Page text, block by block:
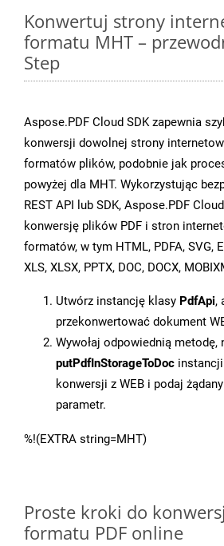
Konwertuj strony
formatu MHT –
Step
Aspose.PDF Cloud SDK zapewnia
konwersji dowolnej strony
formatów plików, podobnie jak
powyżej dla MHT. Wykorzystując
REST API lub SDK, Aspose.PDF
konwersję plików PDF i stron
formatów, w tym HTML, PDFA, SVG,
XLS, XLSX, PPTX, DOC, DOCX,
Utwórz instancję klasy PdfApi,
przekonwertować dokument
Wywołaj odpowiednią metodę,
putPdfInStorageToDoc
konwersji z WEB i podaj
parametr.
%!(EXTRA string=MHT)
Proste kroki do
formatu PDF online